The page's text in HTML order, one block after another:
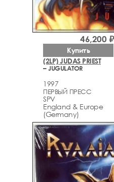
(2LP) JUDAS PRIEST
– JUGULATOR
1997
ПЕРВЫЙ ПРЕСС
SPV
England & Europe
(Germany)
46,200 ₽
Купить